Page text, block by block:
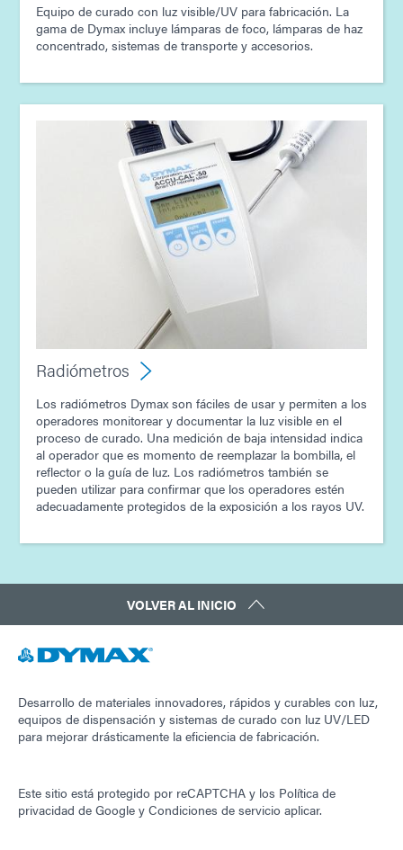
Equipo de curado con luz visible/UV para fabricación. La
gama de Dymax incluye lámparas de foco, lámparas de haz
concentrado, sistemas de transporte y accesorios.
Radiómetros
Los radiómetros Dymax son fáciles de usar y permiten a los
operadores monitorear y documentar la luz visible en el
proceso de curado. Una medición de baja intensidad indica
al operador que es momento de reemplazar la bombilla, el
reflector o la guía de luz. Los radiómetros también se
pueden utilizar para confirmar que los operadores estén
adecuadamente protegidos de la exposición a los rayos UV.
VOLVER AL INICIO
Desarrollo de materiales innovadores, rápidos y curables con luz,
equipos de dispensación y sistemas de curado con luz UV/LED
para mejorar drásticamente la eficiencia de fabricación.
Este sitio está protegido por reCAPTCHA y los Política de
privacidad de Google y Condiciones de servicio aplicar.